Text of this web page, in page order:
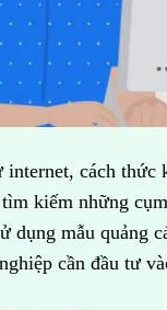
cách thức
kiếm những
dụng mẫu quảng
cần đầu tư